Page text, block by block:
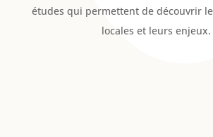
études qui permettent de découvrir
locales et leurs enjeux.